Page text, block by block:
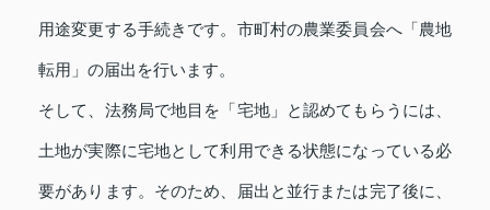
用途変更する手続きです。市町村の農業委員会へ「農地
転用」の届出を行います。
そして、法務局で地目を「宅地」と認めてもらうには、
土地が実際に宅地として利用できる状態になっている必
要があります。そのため、届出と並行または完了後に、